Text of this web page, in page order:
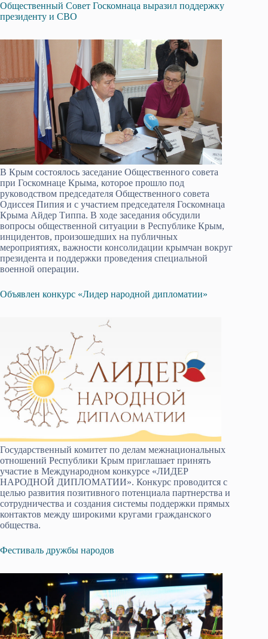
Общественный Совет Госкомнаца выразил поддержку
президенту и СВО
В Крым состоялось заседание Общественного совета
при Госкомнаце Крыма, которое прошло под
руководством председателя Общественного совета
Одиссея Пипия и с участием председателя Госкомнаца
Крыма Айдер Типпа. В ходе заседания обсудили
вопросы общественной ситуации в Республике Крым,
инцидентов, произошедших на публичных
мероприятиях, важности консолидации крымчан вокруг
президента и поддержки проведения специальной
военной операции.
Объявлен конкурс «Лидер народной дипломатии»
Государственный комитет по делам межнациональных
отношений Республики Крым приглашает принять
участие в Международном конкурсе «ЛИДЕР
НАРОДНОЙ ДИПЛОМАТИИ». Конкурс проводится с
целью развития позитивного потенциала партнерства и
сотрудничества и создания системы поддержки прямых
контактов между широкими кругами гражданского
общества.
Фестиваль дружбы народов